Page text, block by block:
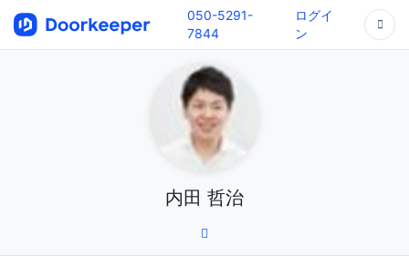
050-5291-
7844
ログイ
ン
内田 哲治